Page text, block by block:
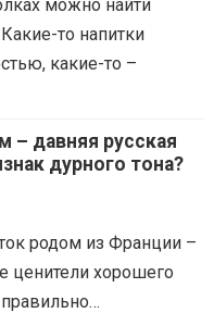
можно найти
то напитки
какие-то –
– давняя русская
дурного тона?
родом из Франции –
ценители хорошего